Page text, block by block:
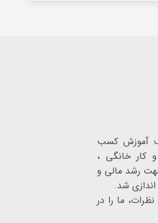
آموزش کسب
کار خانگی ،
رشد مالی و
نظرات، ما را در